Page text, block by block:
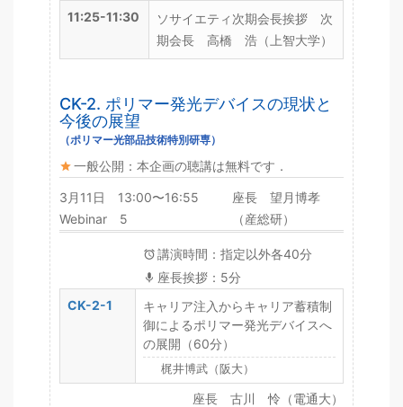
11:25-11:30
ソサイエティ次期会長挨拶 次
期会長 高橋 浩（上智大学）
CK-2. ポリマー発光デバイスの現状と
今後の展望
（ポリマー光部品技術特別研専）
一般公開：本企画の聴講は無料です．
3月11日 13:00〜16:55
Webinar 5
座長 望月博孝
（産総研）
講演時間：指定以外各40分
座長挨拶：5分
CK-2-1
キャリア注入からキャリア蓄積制
御によるポリマー発光デバイスへ
の展開（60分）
梶井博武（阪大）
座長 古川 怜（電通大）